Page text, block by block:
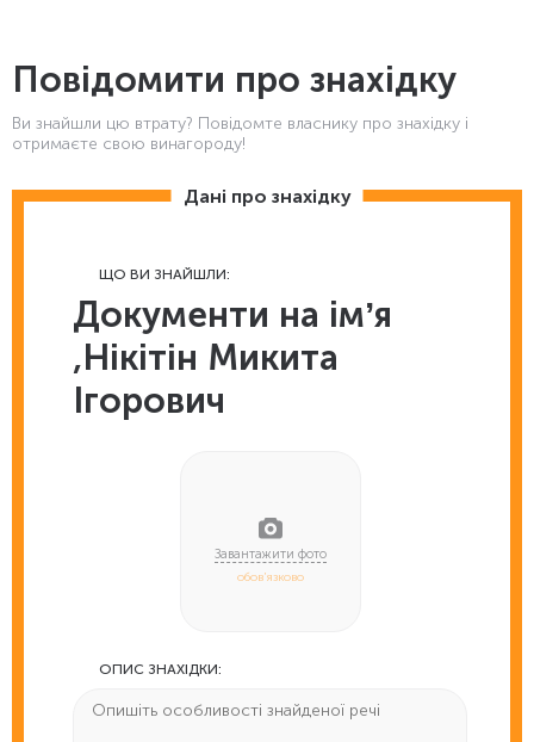
Повідомити про знахідку
Ви знайшли цю втрату? Повідомте власнику про знахідку і
отримаєте свою винагороду!
Дані про знахідку
ЩО ВИ ЗНАЙШЛИ:
Документи на імʼя
,Нікітін Микита
Ігорович
обов'язково
ОПИС ЗНАХІДКИ: